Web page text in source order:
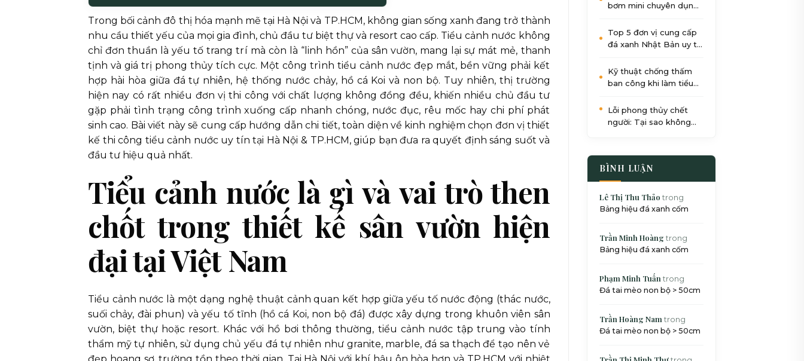
Trong bối cảnh đô thị hóa mạnh mẽ tại Hà Nội và TP.HCM, không gian sống xanh đang trở thành
nhu cầu thiết yếu của mọi gia đình, chủ đầu tư biệt thự và resort cao cấp. Tiểu cảnh nước không
chỉ đơn thuần là yếu tố trang trí mà còn là “linh hồn” của sân vườn, mang lại sự mát mẻ, thanh
tịnh và giá trị phong thủy tích cực. Một công trình tiểu cảnh nước đẹp mắt, bền vững phải kết
hợp hài hòa giữa đá tự nhiên, hệ thống nước chảy, hồ cá Koi và non bộ. Tuy nhiên, thị trường
hiện nay có rất nhiều đơn vị thi công với chất lượng không đồng đều, khiến nhiều chủ đầu tư
gặp phải tình trạng công trình xuống cấp nhanh chóng, nước đục, rêu mốc hay chi phí phát
sinh cao. Bài viết này sẽ cung cấp hướng dẫn chi tiết, toàn diện về kinh nghiệm chọn đơn vị thiết
kế thi công tiểu cảnh nước uy tín tại Hà Nội & TP.HCM, giúp bạn đưa ra quyết định sáng suốt và
đầu tư hiệu quả nhất.
Tiểu cảnh nước là gì và vai trò then
chốt trong thiết kế sân vườn hiện
đại tại Việt Nam
Tiểu cảnh nước là một dạng nghệ thuật cảnh quan kết hợp giữa yếu tố nước động (thác nước,
suối chảy, đài phun) và yếu tố tĩnh (hồ cá Koi, non bộ đá) được xây dựng trong khuôn viên sân
vườn, biệt thự hoặc resort. Khác với hồ bơi thông thường, tiểu cảnh nước tập trung vào tính
thẩm mỹ tự nhiên, sử dụng chủ yếu đá tự nhiên như granite, marble, đá sa thạch để tạo nên vẻ
đẹp hoang sơ, trường tồn theo thời gian. Tại Hà Nội với khí hậu ôn hòa hơn và TP.HCM với nhiệt
bơm mini chuyên dụng
sân
Top 5 đơn vị cung cấp
đá xanh Nhật Bản uy tín
Kỹ thuật chống thấm
ban công khi làm tiểu
chuẩn SEO
Lỗi phong thủy chết
người: Tại sao không
BÌNH LUẬN
Lê Thị Thu Thảo trong
Bảng hiệu đá xanh cốm
Trần Minh Hoàng trong
Bảng hiệu đá xanh cốm
Phạm Minh Tuấn trong
Đá tai mèo non bộ > 50cm
Trần Hoàng Nam trong
Đá tai mèo non bộ > 50cm